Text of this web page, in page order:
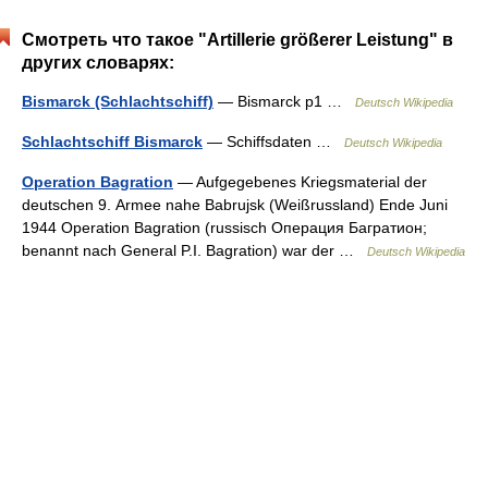
Смотреть что такое "Artillerie größerer Leistung" в
других словарях:
Bismarck (Schlachtschiff) — Bismarck p1 … Deutsch Wikipedia
Schlachtschiff Bismarck — Schiffsdaten … Deutsch Wikipedia
Operation Bagration — Aufgegebenes Kriegsmaterial der
deutschen 9. Armee nahe Babrujsk (Weißrussland) Ende Juni
1944 Operation Bagration (russisch Операция Багратион;
benannt nach General P.I. Bagration) war der …
Deutsch Wikipedia